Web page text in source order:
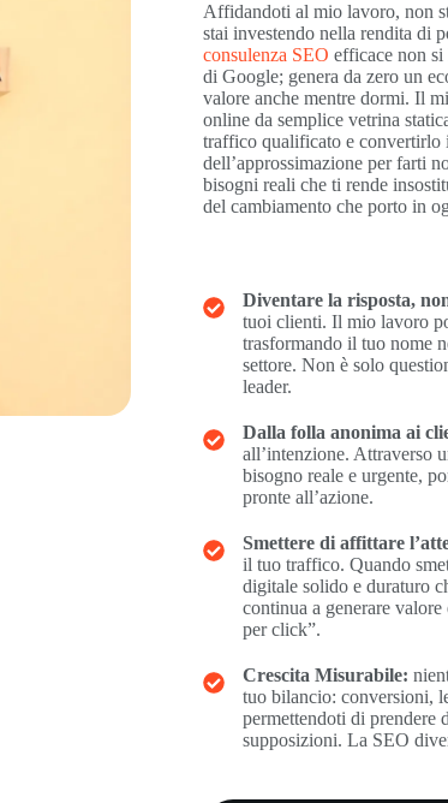
Affidandoti al mio lavoro, non
stai investendo nella rendita di
consulenza SEO efficace non
di Google; genera da zero un
valore anche mentre dormi. Il
online da semplice vetrina
traffico qualificato e convertirlo
dell’approssimazione per farti
bisogni reali che ti rende
del cambiamento che porto in
Diventare la risposta,
tuoi clienti. Il mio lavoro
trasformando il tuo nome
settore. Non è solo
leader.
Dalla folla anonima ai
all’intenzione. Attraverso
bisogno reale e urgente,
pronte all’azione.
Smettere di affittare
il tuo traffico. Quando
digitale solido e duraturo
continua a generare
per click”.
Crescita Misurabile:
tuo bilancio: conversioni,
permettendoti di prendere
supposizioni. La SEO